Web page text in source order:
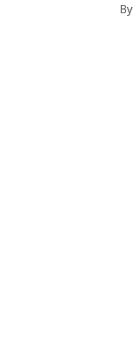
By